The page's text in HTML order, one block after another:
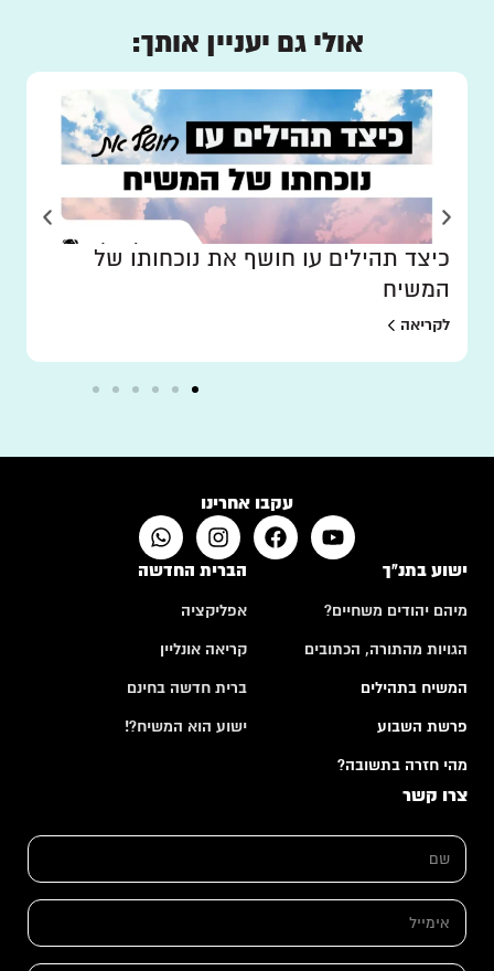
אולי גם יעניין אותך:
כיצד תהילים עו חושף את נוכחותו של
המשיח
לקריאה
עקבו אחרינו
ישוע בתנ"ך
מיהם יהודים משחיים?
הגויות מהתורה, הכתובים
המשיח בתהילים
פרשת השבוע
מהי חזרה בתשובה?
הברית החדשה
אפליקציה
קריאה אונליין
ברית חדשה בחינם
ישוע הוא המשיח?!
צרו קשר
י
י
ש
ש
*
א
מ